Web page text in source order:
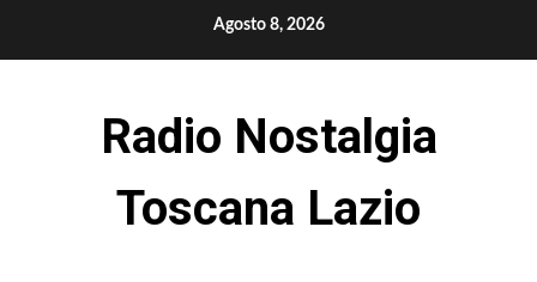
Agosto 8, 2026
Radio Nostalgia
Toscana Lazio